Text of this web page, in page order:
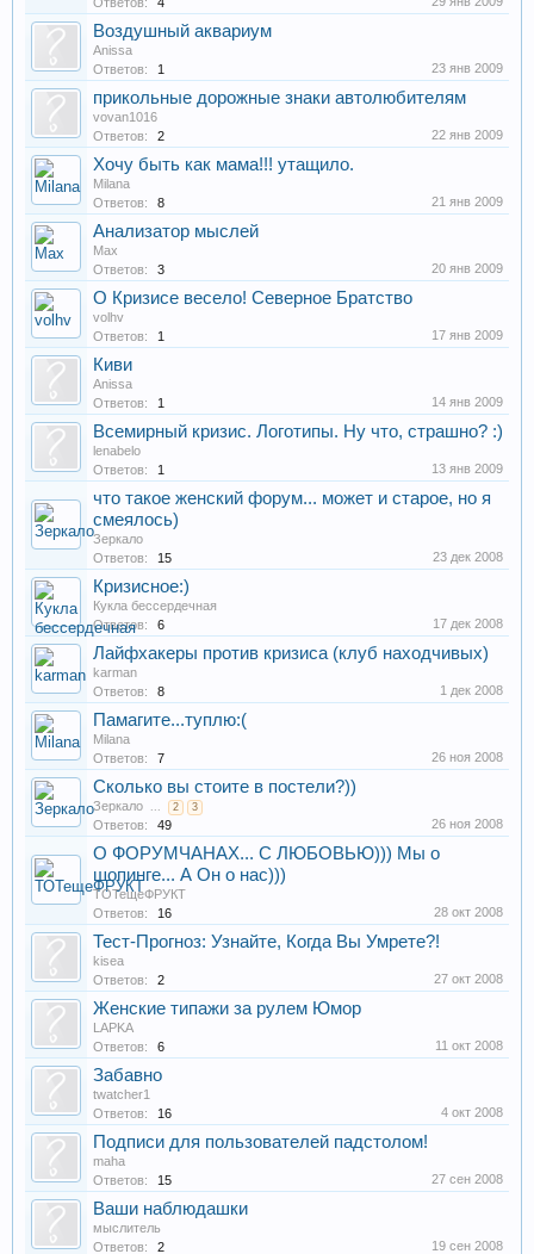
Воздушный аквариум
Anissa
Ответов:
1 23 янв 2009
прикольные дорожные знаки автолюбителям
vovan1016
Ответов:
2 22 янв 2009
Хочу быть как мама!!! утащило.
Milana
Ответов:
8 21 янв 2009
Анализатор мыслей
Max
Ответов:
3 20 янв 2009
О Кризисе весело! Северное Братство
volhv
Ответов:
1 17 янв 2009
Киви
Anissa
Ответов:
1 14 янв 2009
Всемирный кризис. Логотипы. Ну что, страшно? :)
lenabelo
Ответов:
1 13 янв 2009
что такое женский форум... может и старое, но я
смеялось)
Зеркало
Ответов:
15 23 дек 2008
Кризисное:)
Кукла бессердечная
Ответов:
6 17 дек 2008
Лайфхакеры против кризиса (клуб находчивых)
karman
Ответов:
8 1 дек 2008
Памагите...туплю:(
Milana
Ответов:
7 26 ноя 2008
Сколько вы стоите в постели?))
Зеркало ... 2 3
Ответов: 49 26 ноя 2008
О ФОРУМЧАНАХ... С ЛЮБОВЬЮ))) Мы о
шопинге... А Он о нас)))
ТОТещеФРУКТ
Ответов:
16 28 окт 2008
Тест-Прогноз: Узнайте, Когда Вы Умрете?!
kisea
Ответов:
2 27 окт 2008
Женские типажи за рулем Юмор
LAPKA
Ответов:
6 11 окт 2008
Забавно
twatcher1
Ответов:
16 4 окт 2008
Подписи для пользователей падстолом!
maha
Ответов:
15 27 сен 2008
Ваши наблюдашки
мыслитель
Ответов:
2 19 сен 2008